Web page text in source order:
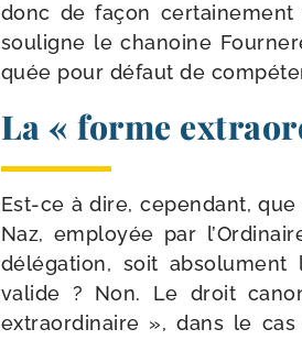
donc de façon
sou­ligne le cha­noine
quée pour défaut de
La « forme
Est-​ce à dire, cepen­dant,
Naz, employée par
délé­ga­tion, soit abso­lu­ment
valide ? Non. Le droit
extra­or­di­naire », dans le